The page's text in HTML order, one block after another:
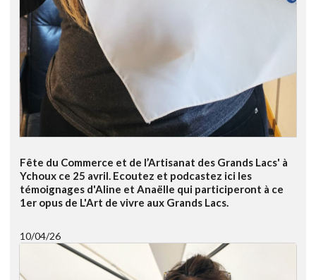
Fête du Commerce et de l’Artisanat des Grands Lacs' à
Ychoux ce 25 avril. Ecoutez et podcastez ici les
témoignages d'Aline et Anaëlle qui participeront à ce
1er opus de L'Art de vivre aux Grands Lacs.
10/04/26